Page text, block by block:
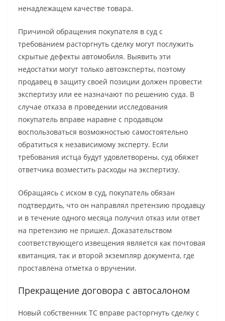
ненадлежащем качестве товара.
Причиной обращения покупателя в суд с
требованием расторгнуть сделку могут послужить
скрытые дефекты автомобиля. Выявить эти
недостатки могут только автоэксперты, поэтому
продавец в защиту своей позиции должен провести
экспертизу или ее назначают по решению суда. В
случае отказа в проведении исследования
покупатель вправе наравне с продавцом
воспользоваться возможностью самостоятельно
обратиться к независимому эксперту. Если
требования истца будут удовлетворены, суд обяжет
ответчика возместить расходы на экспертизу.
Обращаясь с иском в суд, покупатель обязан
подтвердить, что он направлял претензию продавцу
и в течение одного месяца получил отказ или ответ
на претензию не пришел. Доказательством
соответствующего извещения является как почтовая
квитанция, так и второй экземпляр документа, где
проставлена отметка о вручении.
Прекращение договора с автосалоном
Новый собственник ТС вправе расторгнуть сделку с